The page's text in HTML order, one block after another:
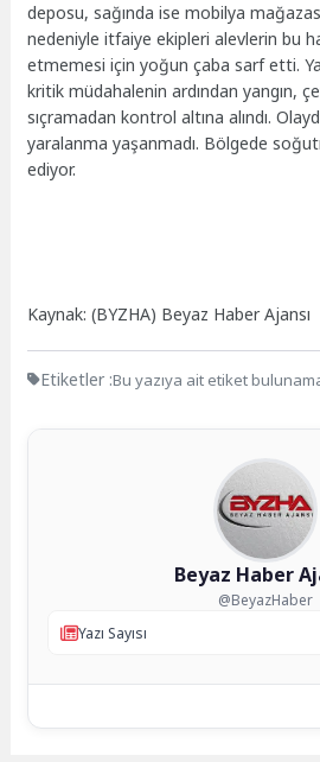
deposu, sağında ise mobilya
nedeniyle itfaiye ekipleri alevlerin bu
etmemesi için yoğun çaba sarf etti.
kritik müdahalenin ardından yangın,
sıçramadan kontrol altına alındı.
yaralanma yaşanmadı. Bölgede
ediyor.
Kaynak: (BYZHA) Beyaz Haber Ajansı
Etiketler :Bu yazıya ait etiket
Beyaz Haber
@BeyazHaber
Yazı Sayısı